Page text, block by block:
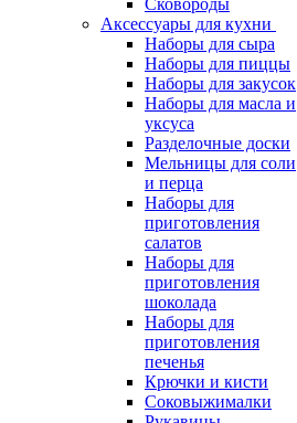
Сковороды
Аксессуары для кухни
Наборы для сыра
Наборы для пиццы
Наборы для закусок
Наборы для масла и
уксуса
Разделочные доски
Мельницы для соли
и перца
Наборы для
приготовления
салатов
Наборы для
приготовления
шоколада
Наборы для
приготовления
печенья
Крючки и кисти
Соковыжималки